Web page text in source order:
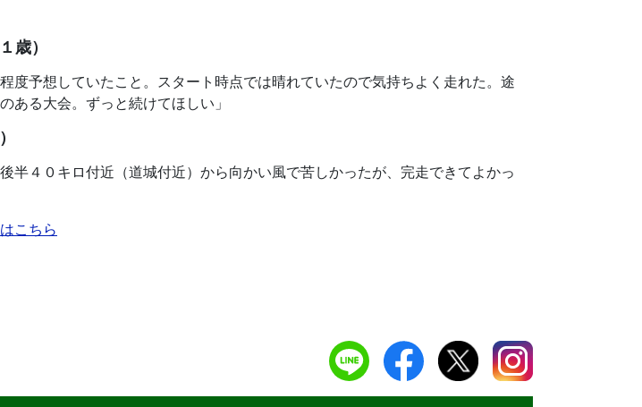
歳）
度予想していたこと。スタート時点では晴れていたので気持ちよく走れた。途
ある大会。ずっと続けてほしい」
半４０キロ付近（道城付近）から向かい風で苦しかったが、完走できてよかっ
こちら